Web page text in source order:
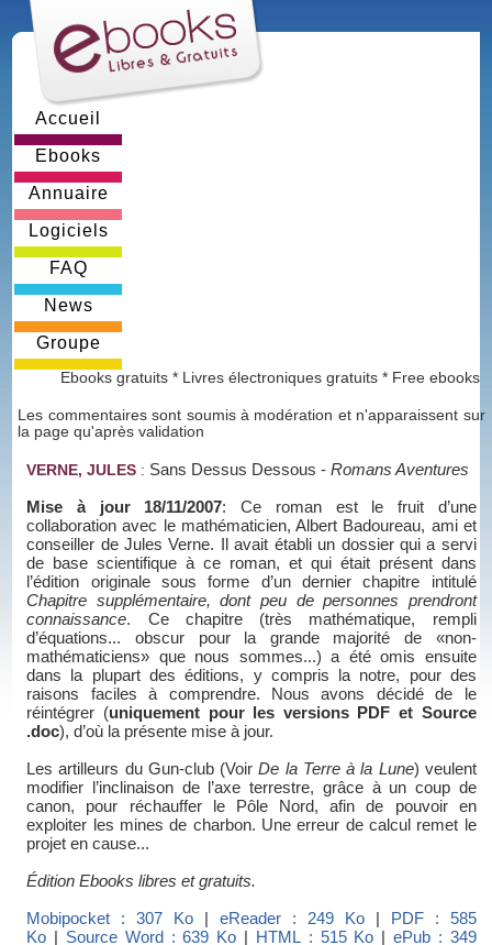
Accueil
Ebooks
Annuaire
Logiciels
FAQ
News
Groupe
Ebooks gratuits * Livres électroniques gratuits * Free ebooks
Les commentaires sont soumis à modération et n'apparaissent sur
la page qu'après validation
VERNE, JULES : Sans Dessus Dessous -Romans Aventures
Mise à jour 18/11/2007: Ce roman est le fruit d’une
collaboration avec le mathématicien, Albert Badoureau, ami et
conseiller de Jules Verne. Il avait établi un dossier qui a servi
de base scientifique à ce roman, et qui était présent dans
l’édition originale sous forme d’un dernier chapitre intitulé
Chapitre supplémentaire, dont peu de personnes prendront
connaissance. Ce chapitre (très mathématique, rempli
d’équations... obscur pour la grande majorité de «non-
mathématiciens» que nous sommes...) a été omis ensuite
dans la plupart des éditions, y compris la notre, pour des
raisons faciles à comprendre. Nous avons décidé de le
réintégrer (uniquement pour les versions PDF et Source
.doc), d’où la présente mise à jour.
Les artilleurs du Gun-club (VoirDe la Terre à la Lune) veulent
modifier l’inclinaison de l’axe terrestre, grâce à un coup de
canon, pour réchauffer le Pôle Nord, afin de pouvoir en
exploiter les mines de charbon. Une erreur de calcul remet le
projet en cause...
Édition Ebooks libres et gratuits.
Mobipocket : 307 Ko |eReader : 249 Ko| PDF : 585
Ko | Source Word : 639 Ko | HTML : 515 Ko |ePub : 349